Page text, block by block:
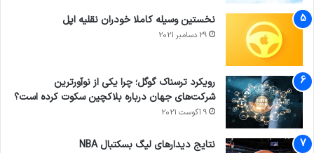
نخستین وسیله کاملا خودران نقلیه اپل
29 دسامبر 2021
رویکرد ترسناک گوگل؛ چرا یکی از نوآورترین
شرکت‌های جهان درباره بلاکچین سکوت کرده است؟
9 آگوست 2021
نتایج دیدار‌های لیگ بسکتبال NBA